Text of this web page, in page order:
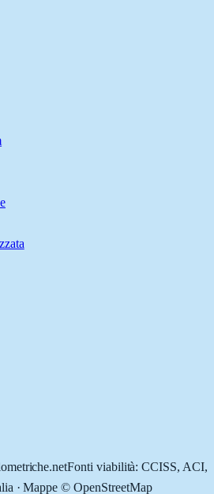
Fonti viabilità: CCISS, ACI,
· Mappe © OpenStreetMap